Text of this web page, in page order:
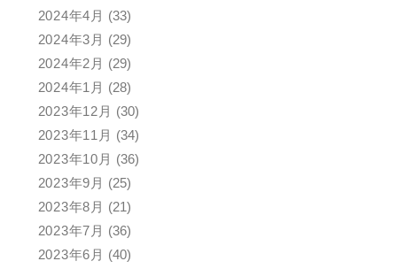
2024年4月 (33)
2024年3月 (29)
2024年2月 (29)
2024年1月 (28)
2023年12月 (30)
2023年11月 (34)
2023年10月 (36)
2023年9月 (25)
2023年8月 (21)
2023年7月 (36)
2023年6月 (40)